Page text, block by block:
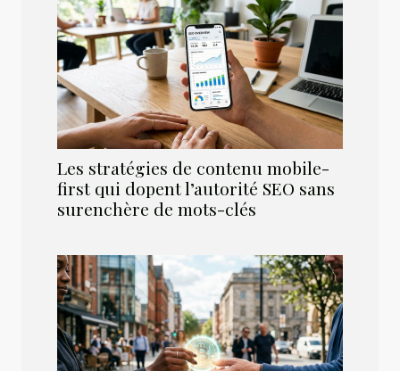
Les stratégies de contenu mobile-
first qui dopent l’autorité SEO sans
surenchère de mots-clés